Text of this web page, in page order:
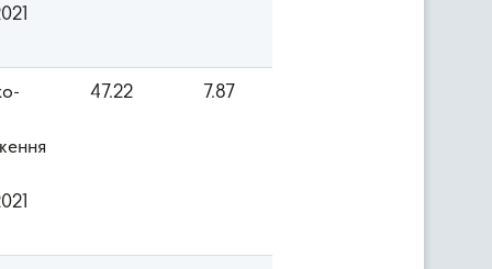
47.22 7.87